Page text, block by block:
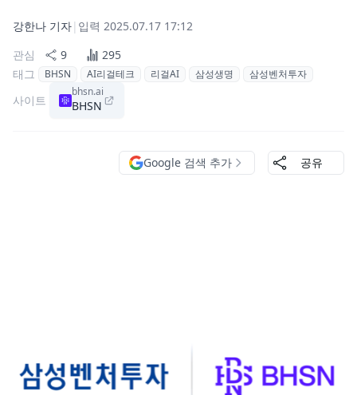
강한나 기자| 입력 2025.07.17 17:12
관심
9
295
태그
BHSN AI리걸테크 리걸AI 삼성생명 삼성벤처투자
사이트
bhsn.ai
BHSN
Google 검색 추가 공유